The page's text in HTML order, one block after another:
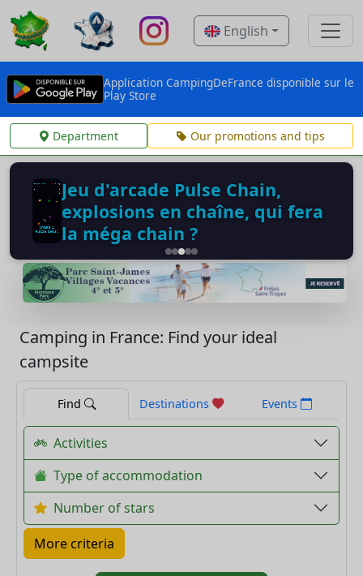
English
Application CampingDeFrance disponible sur le
Play Store
Department Our promotions and tips
Jeu d'arcade Pulse Chain,
explosions en chaîne, qui fera
la méga chain ?
Camping in France: Find your ideal
campsite
Find Destinations Events
Activities
Type of accommodation
Number of stars
More criteria